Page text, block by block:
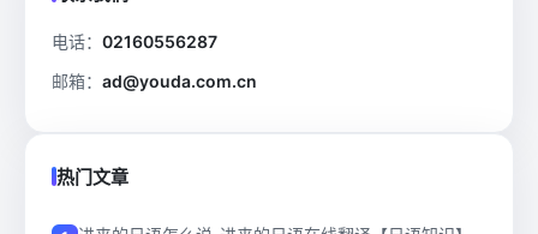
电话： 02160556287
邮箱： ad@youda.com.cn
热门文章